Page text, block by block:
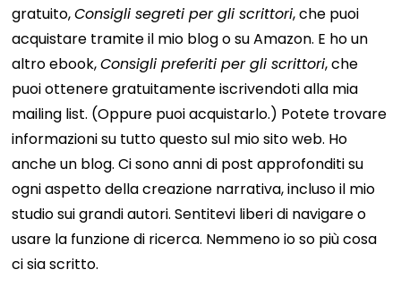
gratuito,Consigli segreti per gli scrittori, che puoi
acquistare tramite il mio blog o su Amazon. E ho un
altro ebook,Consigli preferiti per gli scrittori, che
puoi ottenere gratuitamente iscrivendoti alla mia
mailing list. (Oppure puoi acquistarlo.) Potete trovare
informazioni su tutto questo sul mio sito web. Ho
anche un blog. Ci sono anni di post approfonditi su
ogni aspetto della creazione narrativa, incluso il mio
studio sui grandi autori. Sentitevi liberi di navigare o
usare la funzione di ricerca. Nemmeno io so più cosa
ci sia scritto.